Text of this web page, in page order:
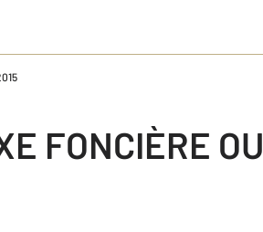
FONCIÈRE OU